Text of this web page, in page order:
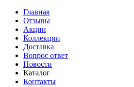
Главная
Отзывы
Акции
Коллекции
Доставка
Вопрос ответ
Новости
Каталог
Контакты